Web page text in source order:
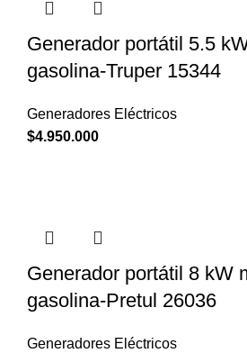
Generador portátil 5.5
gasolina-Truper 15344
Generadores Eléctricos
$4.950.000
Generador portátil 8 kW
gasolina-Pretul 26036
Generadores Eléctricos